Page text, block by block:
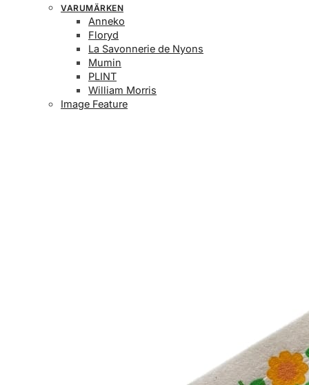
VARUMÄRKEN
Anneko
Floryd
La Savonnerie de Nyons
Mumin
PLINT
William Morris
Image Feature